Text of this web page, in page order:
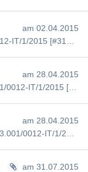
am 02.04.2015
am 28.04.2015
am 28.04.2015
am 31.07.2015